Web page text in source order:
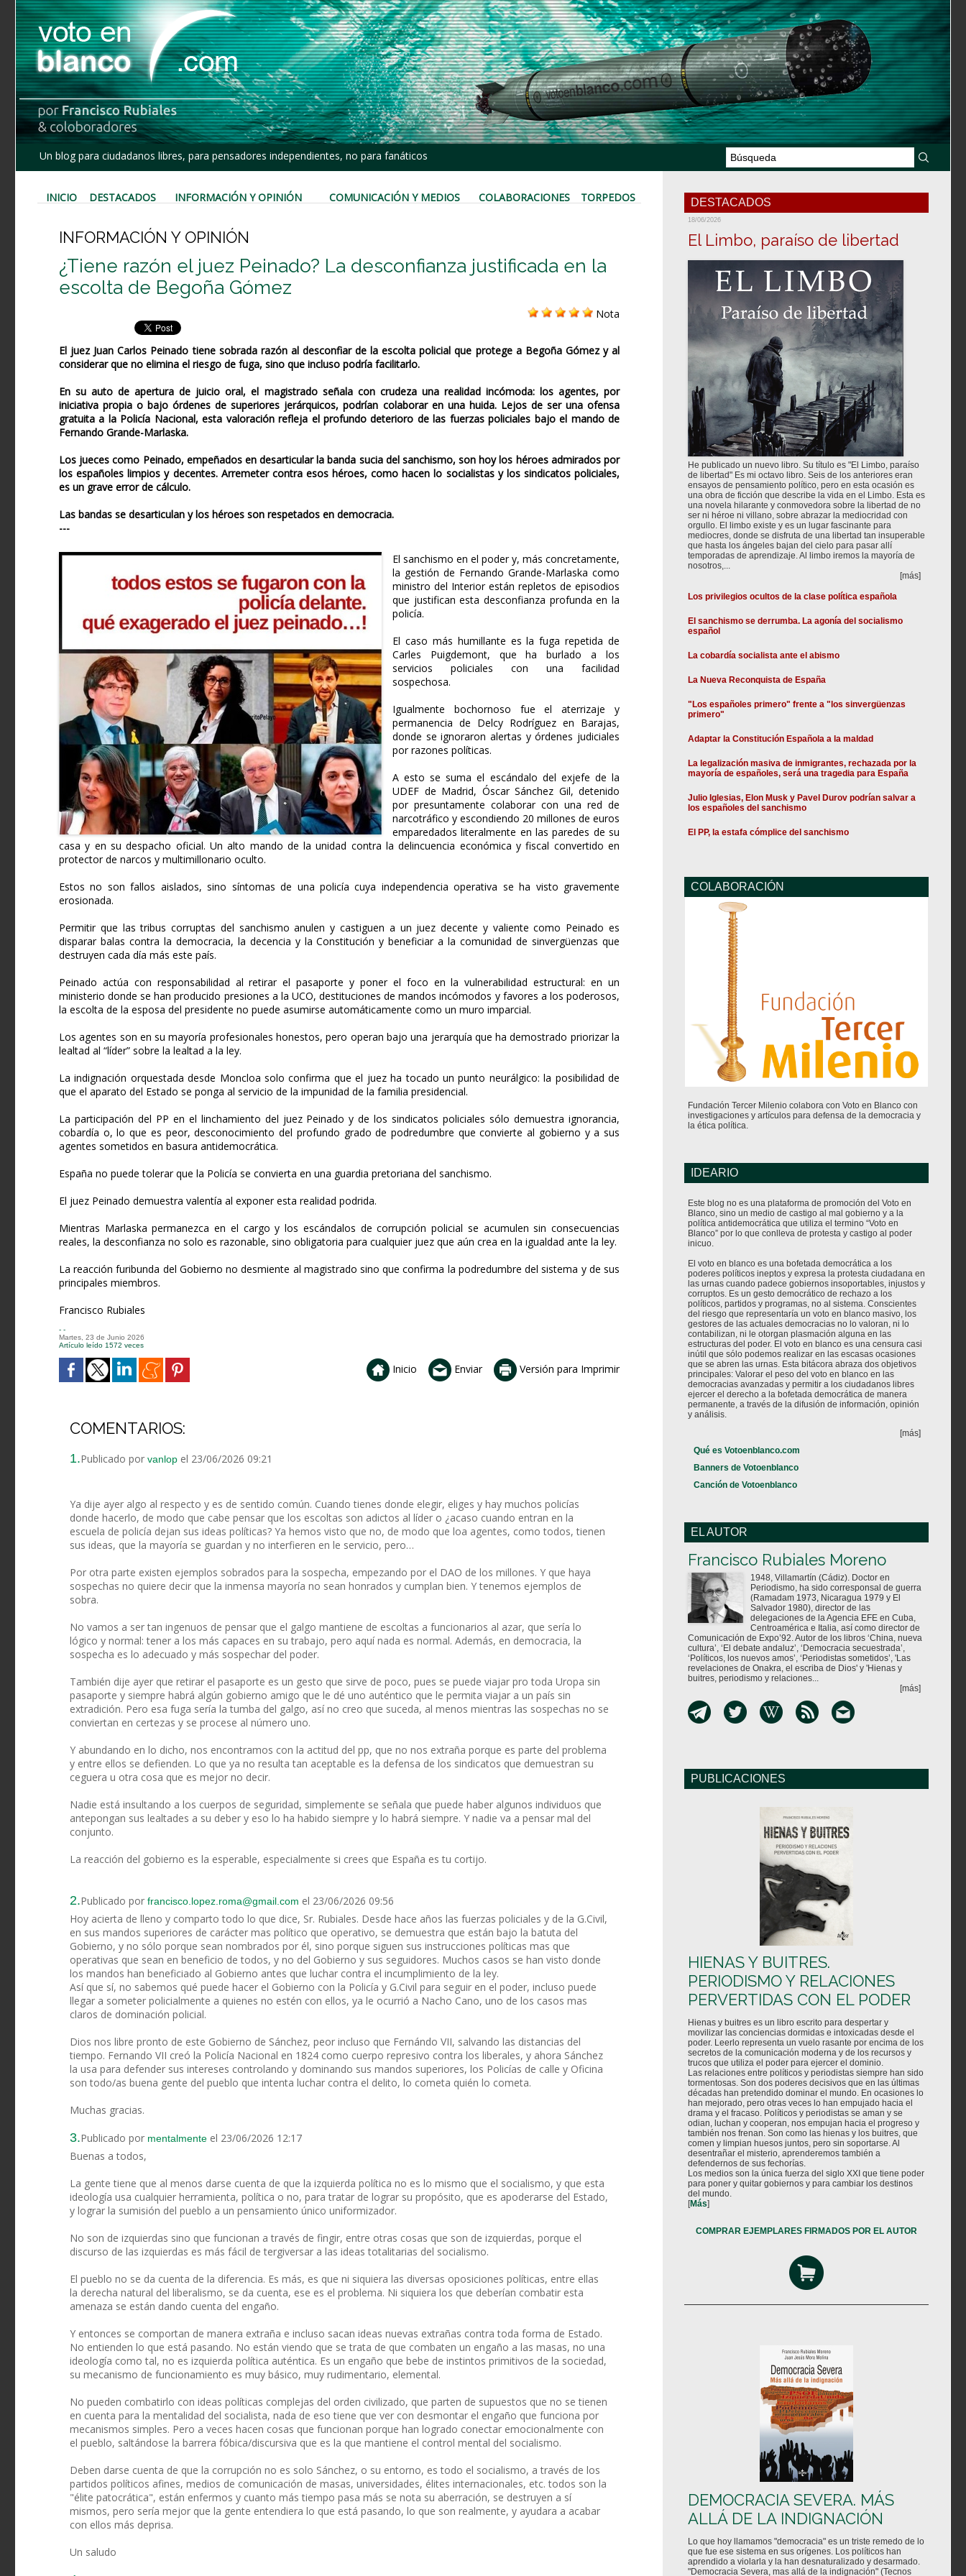
Un blog para ciudadanos libres, para pensadores independientes, no para fanáticos
INICIO DESTACADOS INFORMACIÓN Y OPINIÓN COMUNICACIÓN Y MEDIOS COLABORACIONES TORPEDOS
INFORMACIÓN Y OPINIÓN
¿Tiene razón el juez Peinado? La desconfianza justificada en la
escolta de Begoña Gómez
Nota
El juez Juan Carlos Peinado tiene sobrada razón al desconfiar de la escolta policial que protege a Begoña Gómez y al
considerar que no elimina el riesgo de fuga, sino que incluso podría facilitarlo.
En su auto de apertura de juicio oral, el magistrado señala con crudeza una realidad incómoda: los agentes, por
iniciativa propia o bajo órdenes de superiores jerárquicos, podrían colaborar en una huida. Lejos de ser una ofensa
gratuita a la Policía Nacional, esta valoración refleja el profundo deterioro de las fuerzas policiales bajo el mando de
Fernando Grande-Marlaska.
Los jueces como Peinado, empeñados en desarticular la banda sucia del sanchismo, son hoy los héroes admirados por
los españoles limpios y decentes. Arremeter contra esos héroes, como hacen lo socialistas y los sindicatos policiales,
es un grave error de cálculo.
Las bandas se desarticulan y los héroes son respetados en democracia.
---
El sanchismo en el poder y, más concretamente,
la gestión de Fernando Grande-Marlaska como
ministro del Interior están repletos de episodios
que justifican esta desconfianza profunda en la
policía.
El caso más humillante es la fuga repetida de
Carles Puigdemont, que ha burlado a los
servicios policiales con una facilidad
sospechosa.
Igualmente bochornoso fue el aterrizaje y
permanencia de Delcy Rodríguez en Barajas,
donde se ignoraron alertas y órdenes judiciales
por razones políticas.
A esto se suma el escándalo del exjefe de la
UDEF de Madrid, Óscar Sánchez Gil, detenido
por presuntamente colaborar con una red de
narcotráfico y escondiendo 20 millones de euros
emparedados literalmente en las paredes de su
casa y en su despacho oficial. Un alto mando de la unidad contra la delincuencia económica y fiscal convertido en
protector de narcos y multimillonario oculto.
Estos no son fallos aislados, sino síntomas de una policía cuya independencia operativa se ha visto gravemente
erosionada.
Permitir que las tribus corruptas del sanchismo anulen y castiguen a un juez decente y valiente como Peinado es
disparar balas contra la democracia, la decencia y la Constitución y beneficiar a la comunidad de sinvergüenzas que
destruyen cada día más este país.
Peinado actúa con responsabilidad al retirar el pasaporte y poner el foco en la vulnerabilidad estructural: en un
ministerio donde se han producido presiones a la UCO, destituciones de mandos incómodos y favores a los poderosos,
la escolta de la esposa del presidente no puede asumirse automáticamente como un muro imparcial.
Los agentes son en su mayoría profesionales honestos, pero operan bajo una jerarquía que ha demostrado priorizar la
lealtad al “líder” sobre la lealtad a la ley.
La indignación orquestada desde Moncloa solo confirma que el juez ha tocado un punto neurálgico: la posibilidad de
que el aparato del Estado se ponga al servicio de la impunidad de la familia presidencial.
La participación del PP en el linchamiento del juez Peinado y de los sindicatos policiales sólo demuestra ignorancia,
cobardía o, lo que es peor, desconocimiento del profundo grado de podredumbre que convierte al gobierno y a sus
agentes sometidos en basura antidemocrática.
España no puede tolerar que la Policía se convierta en una guardia pretoriana del sanchismo.
El juez Peinado demuestra valentía al exponer esta realidad podrida.
Mientras Marlaska permanezca en el cargo y los escándalos de corrupción policial se acumulen sin consecuencias
reales, la desconfianza no solo es razonable, sino obligatoria para cualquier juez que aún crea en la igualdad ante la ley.
La reacción furibunda del Gobierno no desmiente al magistrado sino que confirma la podredumbre del sistema y de sus
principales miembros.
Francisco Rubiales
- -
Martes, 23 de Junio 2026
Artículo leído 1572 veces
Inicio Enviar Versión para Imprimir
COMENTARIOS:
1.Publicado por vanlop el 23/06/2026 09:21
Ya dije ayer algo al respecto y es de sentido común. Cuando tienes donde elegir, eliges y hay muchos policías
donde hacerlo, de modo que cabe pensar que los escoltas son adictos al líder o ¿acaso cuando entran en la
escuela de policía dejan sus ideas políticas? Ya hemos visto que no, de modo que loa agentes, como todos, tienen
sus ideas, que la mayoría se guardan y no interfieren en le servicio, pero…
Por otra parte existen ejemplos sobrados para la sospecha, empezando por el DAO de los millones. Y que haya
sospechas no quiere decir que la inmensa mayoría no sean honrados y cumplan bien. Y tenemos ejemplos de
sobra.
No vamos a ser tan ingenuos de pensar que el galgo mantiene de escoltas a funcionarios al azar, que sería lo
lógico y normal: tener a los más capaces en su trabajo, pero aquí nada es normal. Además, en democracia, la
sospecha es lo adecuado y más sospechar del poder.
También dije ayer que retirar el pasaporte es un gesto que sirve de poco, pues se puede viajar pro toda Uropa sin
pasaporte y siempre habrá algún gobierno amigo que le dé uno auténtico que le permita viajar a un país sin
extradición. Pero esa fuga sería la tumba del galgo, así no creo que suceda, al menos mientras las sospechas no se
conviertan en certezas y se procese al número uno.
Y abundando en lo dicho, nos encontramos con la actitud del pp, que no nos extraña porque es parte del problema
y entre ellos se defienden. Lo que ya no resulta tan aceptable es la defensa de los sindicatos que demuestran su
ceguera u otra cosa que es mejor no decir.
Nadie está insultando a los cuerpos de seguridad, simplemente se señala que puede haber algunos individuos que
antepongan sus lealtades a su deber y eso lo ha habido siempre y lo habrá siempre. Y nadie va a pensar mal del
conjunto.
La reacción del gobierno es la esperable, especialmente si crees que España es tu cortijo.
2.Publicado por francisco.lopez.roma@gmail.com el 23/06/2026 09:56
Hoy acierta de lleno y comparto todo lo que dice, Sr. Rubiales. Desde hace años las fuerzas policiales y de la G.Civil,
en sus mandos superiores de carácter mas político que operativo, se demuestra que están bajo la batuta del
Gobierno, y no sólo porque sean nombrados por él, sino porque siguen sus instrucciones políticas mas que
operativas que sean en beneficio de todos, y no del Gobierno y sus seguidores. Muchos casos se han visto donde
los mandos han beneficiado al Gobierno antes que luchar contra el incumplimiento de la ley.
Así que sí, no sabemos qué puede hacer el Gobierno con la Policía y G.Civil para seguir en el poder, incluso puede
llegar a someter policialmente a quienes no estén con ellos, ya le ocurrió a Nacho Cano, uno de los casos mas
claros de dominación policial.
Dios nos libre pronto de este Gobierno de Sánchez, peor incluso que Fernándo VII, salvando las distancias del
tiempo. Fernando VII creó la Policía Nacional en 1824 como cuerpo represivo contra los liberales, y ahora Sánchez
la usa para defender sus intereses controlando y dominando sus mandos superiores, los Policías de calle y Oficina
son todo/as buena gente del pueblo que intenta luchar contra el delito, lo cometa quién lo cometa.
Muchas gracias.
3.Publicado por mentalmente el 23/06/2026 12:17
Buenas a todos,
La gente tiene que al menos darse cuenta de que la izquierda política no es lo mismo que el socialismo, y que esta
ideología usa cualquier herramienta, política o no, para tratar de lograr su propósito, que es apoderarse del Estado,
y lograr la sumisión del pueblo a un pensamiento único uniformizador.
No son de izquierdas sino que funcionan a través de fingir, entre otras cosas que son de izquierdas, porque el
discurso de las izquierdas es más fácil de tergiversar a las ideas totalitarias del socialismo.
El pueblo no se da cuenta de la diferencia. Es más, es que ni siquiera las diversas oposiciones políticas, entre ellas
la derecha natural del liberalismo, se da cuenta, ese es el problema. Ni siquiera los que deberían combatir esta
amenaza se están dando cuenta del engaño.
Y entonces se comportan de manera extraña e incluso sacan ideas nuevas extrañas contra toda forma de Estado.
No entienden lo que está pasando. No están viendo que se trata de que combaten un engaño a las masas, no una
ideología como tal, no es izquierda política auténtica. Es un engaño que bebe de instintos primitivos de la sociedad,
su mecanismo de funcionamiento es muy básico, muy rudimentario, elemental.
No pueden combatirlo con ideas políticas complejas del orden civilizado, que parten de supuestos que no se tienen
en cuenta para la mentalidad del socialista, nada de eso tiene que ver con desmontar el engaño que funciona por
mecanismos simples. Pero a veces hacen cosas que funcionan porque han logrado conectar emocionalmente con
el pueblo, saltándose la barrera fóbica/discursiva que es la que mantiene el control mental del socialismo.
Deben darse cuenta de que la corrupción no es solo Sánchez, o su entorno, es todo el socialismo, a través de los
partidos políticos afines, medios de comunicación de masas, universidades, élites internacionales, etc. todos son la
"élite patocrática", están enfermos y cuanto más tiempo pasa más se nota su aberración, se destruyen a sí
mismos, pero sería mejor que la gente entendiera lo que está pasando, lo que son realmente, y ayudara a acabar
con ellos más deprisa.
Un saludo
DESTACADOS
18/06/2026
El Limbo, paraíso de libertad
He publicado un nuevo libro. Su título es "El Limbo, paraíso
de libertad" Es mi octavo libro. Seis de los anteriores eran
ensayos de pensamiento político, pero en esta ocasión es
una obra de ficción que describe la vida en el Limbo. Esta es
una novela hilarante y conmovedora sobre la libertad de no
ser ni héroe ni villano, sobre abrazar la mediocridad con
orgullo. El limbo existe y es un lugar fascinante para
mediocres, donde se disfruta de una libertad tan insuperable
que hasta los ángeles bajan del cielo para pasar allí
temporadas de aprendizaje. Al limbo iremos la mayoría de
nosotros,...
[más]
Los privilegios ocultos de la clase política española
El sanchismo se derrumba. La agonía del socialismo
español
La cobardía socialista ante el abismo
La Nueva Reconquista de España
"Los españoles primero" frente a "los sinvergüenzas
primero"
Adaptar la Constitución Española a la maldad
La legalización masiva de inmigrantes, rechazada por la
mayoría de españoles, será una tragedia para España
Julio Iglesias, Elon Musk y Pavel Durov podrían salvar a
los españoles del sanchismo
El PP, la estafa cómplice del sanchismo
COLABORACIÓN
Fundación Tercer Milenio colabora con Voto en Blanco con
investigaciones y artículos para defensa de la democracia y
la ética política.
IDEARIO
Este blog no es una plataforma de promoción del Voto en
Blanco, sino un medio de castigo al mal gobierno y a la
política antidemocrática que utiliza el termino “Voto en
Blanco” por lo que conlleva de protesta y castigo al poder
inicuo.
El voto en blanco es una bofetada democrática a los
poderes políticos ineptos y expresa la protesta ciudadana en
las urnas cuando padece gobiernos insoportables, injustos y
corruptos. Es un gesto democrático de rechazo a los
políticos, partidos y programas, no al sistema. Conscientes
del riesgo que representaría un voto en blanco masivo, los
gestores de las actuales democracias no lo valoran, ni lo
contabilizan, ni le otorgan plasmación alguna en las
estructuras del poder. El voto en blanco es una censura casi
inútil que sólo podemos realizar en las escasas ocasiones
que se abren las urnas. Esta bitácora abraza dos objetivos
principales: Valorar el peso del voto en blanco en las
democracias avanzadas y permitir a los ciudadanos libres
ejercer el derecho a la bofetada democrática de manera
permanente, a través de la difusión de información, opinión
y análisis.
[más]
Qué es Votoenblanco.com
Banners de Votoenblanco
Canción de Votoenblanco
EL AUTOR
Francisco Rubiales Moreno
1948, Villamartín (Cádiz). Doctor en
Periodismo, ha sido corresponsal de guerra
(Ramadam 1973, Nicaragua 1979 y El
Salvador 1980), director de las
delegaciones de la Agencia EFE en Cuba,
Centroamérica e Italia, así como director de
Comunicación de Expo’92. Autor de los libros ‘China, nueva
cultura’, ‘El debate andaluz’, ‘Democracia secuestrada’,
‘Políticos, los nuevos amos’, ‘Periodistas sometidos’, 'Las
revelaciones de Onakra, el escriba de Dios' y 'Hienas y
buitres, periodismo y relaciones...
[más]
PUBLICACIONES
HIENAS Y BUITRES.
PERIODISMO Y RELACIONES
PERVERTIDAS CON EL PODER
Hienas y buitres es un libro escrito para despertar y
movilizar las conciencias dormidas e intoxicadas desde el
poder. Leerlo representa un vuelo rasante por encima de los
secretos de la comunicación moderna y de los recursos y
trucos que utiliza el poder para ejercer el dominio.
Las relaciones entre políticos y periodistas siempre han sido
tormentosas. Son dos poderes decisivos que en las últimas
décadas han pretendido dominar el mundo. En ocasiones lo
han mejorado, pero otras veces lo han empujado hacia el
drama y el fracaso. Políticos y periodistas se aman y se
odian, luchan y cooperan, nos empujan hacia el progreso y
también nos frenan. Son como las hienas y los buitres, que
comen y limpian huesos juntos, pero sin soportarse. Al
desentrañar el misterio, aprenderemos también a
defendernos de sus fechorías.
Los medios son la única fuerza del siglo XXI que tiene poder
para poner y quitar gobiernos y para cambiar los destinos
del mundo.
[Más]
COMPRAR EJEMPLARES FIRMADOS POR EL AUTOR
DEMOCRACIA SEVERA. MÁS
ALLÁ DE LA INDIGNACIÓN
Lo que hoy llamamos "democracia" es un triste remedo de lo
que fue ese sistema en sus orígenes. Los políticos han
aprendido a violarla y la han desnaturalizado y desarmado.
"Democracia Severa, mas allá de la indignación" (Tecnos